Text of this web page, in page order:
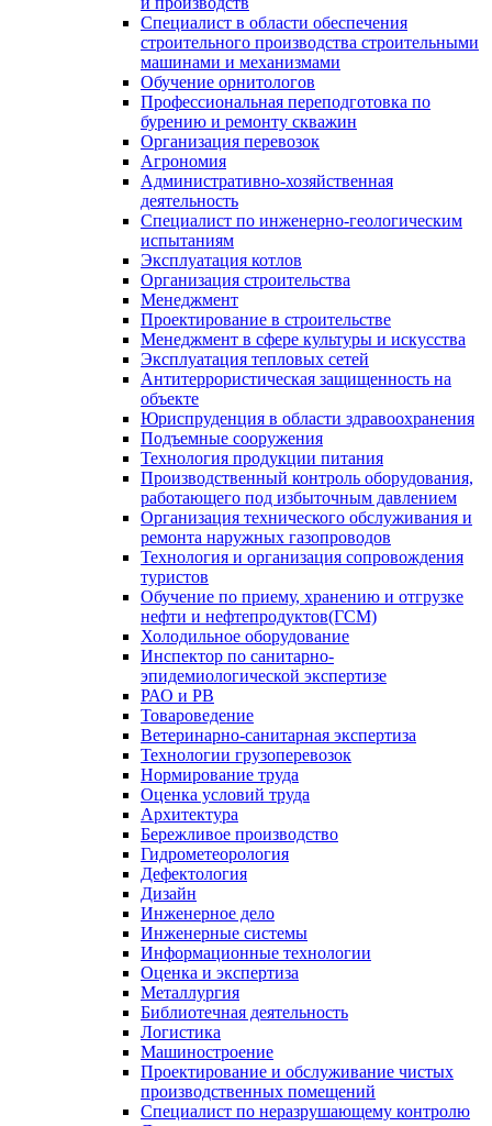
Специалист в области обеспечения
строительного производства строительными
машинами и механизмами
Обучение орнитологов
Профессиональная переподготовка по
бурению и ремонту скважин
Организация перевозок
Агрономия
Административно-хозяйственная
деятельность
Специалист по инженерно-геологическим
испытаниям
Эксплуатация котлов
Организация строительства
Менеджмент
Проектирование в строительстве
Менеджмент в сфере культуры и искусства
Эксплуатация тепловых сетей
Антитеррористическая защищенность на
объекте
Юриспруденция в области здравоохранения
Подъемные сооружения
Технология продукции питания
Производственный контроль оборудования,
работающего под избыточным давлением
Организация технического обслуживания и
ремонта наружных газопроводов
Технология и организация сопровождения
туристов
Обучение по приему, хранению и отгрузке
нефти и нефтепродуктов(ГСМ)
Холодильное оборудование
Инспектор по санитарно-
эпидемиологической экспертизе
РАО и РВ
Товароведение
Ветеринарно-санитарная экспертиза
Технологии грузоперевозок
Нормирование труда
Оценка условий труда
Архитектура
Бережливое производство
Гидрометеорология
Дефектология
Дизайн
Инженерное дело
Инженерные системы
Информационные технологии
Оценка и экспертиза
Металлургия
Библиотечная деятельность
Логистика
Машиностроение
Проектирование и обслуживание чистых
производственных помещений
Специалист по неразрушающему контролю